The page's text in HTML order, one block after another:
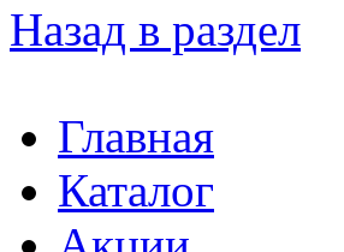
Назад в раздел
Главная
Каталог